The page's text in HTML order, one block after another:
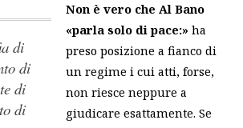
di
di
di
Non è vero che Al Bano
«parla solo di pace:»ha
preso posizione a fianco di
un regime i cui atti, forse,
non riesce neppure a
giudicare esattamente. Se